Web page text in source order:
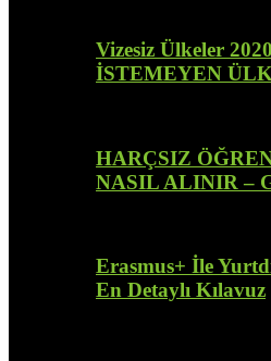
Vizesiz Ülkeler
İSTEMEYEN
HARÇSIZ
NASIL ALINIR –
Erasmus+ İle
En Detaylı Kılavuz